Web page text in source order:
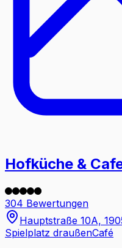
Hofküche &
304 Bewertungen
Hauptstraße 10A,
Spielplatz draußenCafé